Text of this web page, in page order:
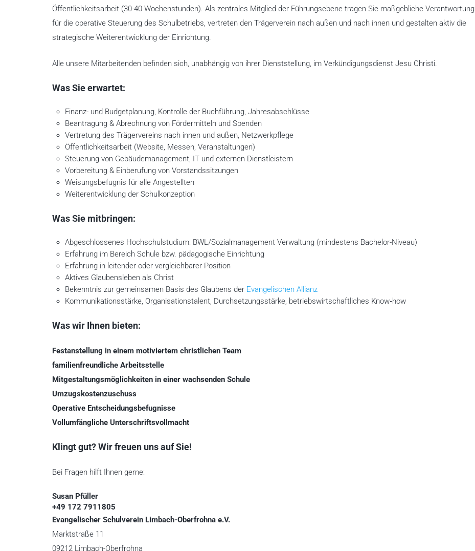
Öffentlichkeitsarbeit (30-40 Wochenstunden). Als zentrales Mitglied der Führungsebene tragen Sie maßgebliche Verantwortung
für die operative Steuerung des Schulbetriebs, vertreten den Trägerverein nach außen und nach innen und gestalten aktiv die
strategische Weiterentwicklung der Einrichtung.
Alle unsere Mitarbeitenden befinden sich, unabhängig von ihrer Dienststellung, im Verkündigungsdienst Jesu Christi.
Was Sie erwartet:
Finanz- und Budgetplanung, Kontrolle der Buchführung, Jahresabschlüsse
Beantragung & Abrechnung von Fördermitteln und Spenden
Vertretung des Trägervereins nach innen und außen, Netzwerkpflege
Öffentlichkeitsarbeit (Website, Messen, Veranstaltungen)
Steuerung von Gebäudemanagement, IT und externen Dienstleistern
Vorbereitung & Einberufung von Vorstandssitzungen
Weisungsbefugnis für alle Angestellten
Weiterentwicklung der Schulkonzeption
Was Sie mitbringen:
Abgeschlossenes Hochschulstudium: BWL/Sozialmanagement Verwaltung (mindestens Bachelor-Niveau)
Erfahrung im Bereich Schule bzw. pädagogische Einrichtung
Erfahrung in leitender oder vergleichbarer Position
Aktives Glaubensleben als Christ
Bekenntnis zur gemeinsamen Basis des Glaubens der Evangelischen Allianz
Kommunikationsstärke, Organisationstalent, Durchsetzungsstärke, betriebswirtschaftliches Know‑how
Was wir Ihnen bieten:
Festanstellung in einem motiviertem christlichen Team
familienfreundliche Arbeitsstelle
Mitgestaltungsmöglichkeiten in einer wachsenden Schule
Umzugskostenzuschuss
Operative Entscheidungsbefugnisse
Vollumfängliche Unterschriftsvollmacht
Klingt gut? Wir freuen uns auf Sie!
Bei Fragen hilft Ihnen gerne:
Susan Pfüller
+49 172 7911805
Evangelischer Schulverein Limbach-Oberfrohna e.V.
Marktstraße 11
09212 Limbach-Oberfrohna